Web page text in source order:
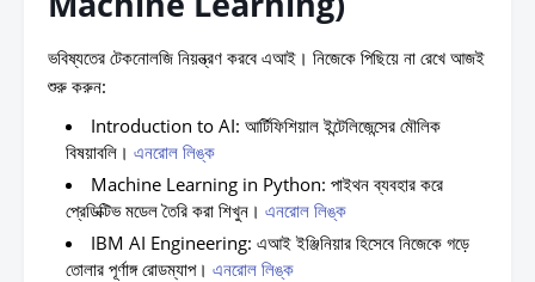
ভবিষ্যতের টেকনোলজি নিয়ন্ত্রণ করবে এআই। নিজেকে পিছিয়ে না রেখে আজই
শুরু করুন:
Introduction to AI: আর্টিফিশিয়াল ইন্টেলিজেন্সের মৌলিক
বিষয়াবলি। এনরোল লিঙ্ক
Machine Learning in Python: পাইথন ব্যবহার করে
প্রেডিক্টিভ মডেল তৈরি করা শিখুন। এনরোল লিঙ্ক
IBM AI Engineering: এআই ইঞ্জিনিয়ার হিসেবে নিজেকে গড়ে
তোলার পূর্ণাঙ্গ রোডম্যাপ। এনরোল লিঙ্ক